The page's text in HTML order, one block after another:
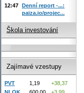
12:47 Denní report -...:
paiza.io/projec...
Škola investování
Zajímavé vzestupy
PVT 1,19
+38,37